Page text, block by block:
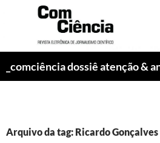
_comciência dossiê atenção &
Arquivo da tag: Ricardo Gonçalves